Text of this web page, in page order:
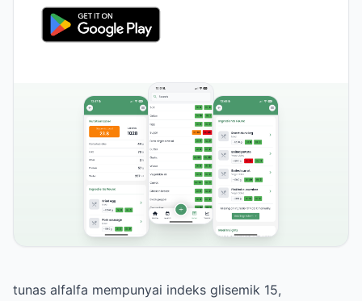
tunas alfalfa mempunyai indeks glisemik 15,